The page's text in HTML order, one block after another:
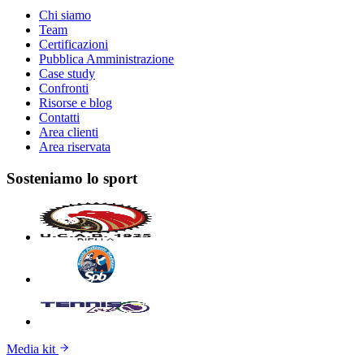
Chi siamo
Team
Certificazioni
Pubblica Amministrazione
Case study
Confronti
Risorse e blog
Contatti
Area clienti
Area riservata
Sosteniamo lo sport
Media kit